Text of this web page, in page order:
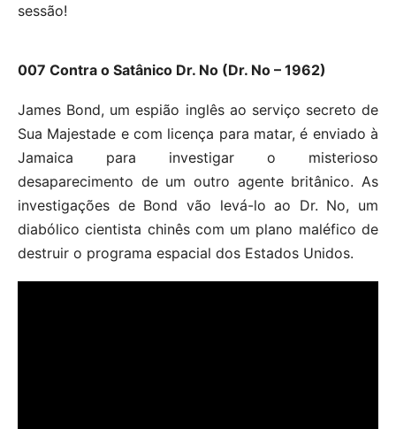
sessão!
007 Contra o Satânico Dr. No (Dr. No – 1962)
James Bond, um espião inglês ao serviço secreto de
Sua Majestade e com licença para matar, é enviado à
Jamaica para investigar o misterioso
desaparecimento de um outro agente britânico. As
investigações de Bond vão levá-lo ao Dr. No, um
diabólico cientista chinês com um plano maléfico de
destruir o programa espacial dos Estados Unidos.